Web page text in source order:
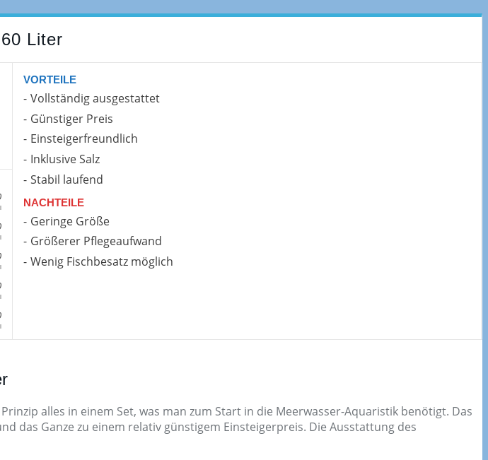
Liter
VORTEILE
Vollständig ausgestattet
Günstiger Preis
Einsteigerfreundlich
Inklusive Salz
Stabil laufend
NACHTEILE
Geringe Größe
Größerer Pflegeaufwand
Wenig Fischbesatz möglich
alles in einem Set, was man zum Start in die Meerwasser-Aquaristik benötigt. Das
das Ganze zu einem relativ günstigem Einsteigerpreis. Die Ausstattung des